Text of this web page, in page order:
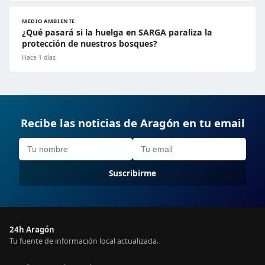
MEDIO AMBIENTE
¿Qué pasará si la huelga en SARGA paraliza la
protección de nuestros bosques?
Hace 1 días
Recibe las noticias de Aragón en tu email
Suscribirme
24h Aragón
Tu fuente de información local actualizada.